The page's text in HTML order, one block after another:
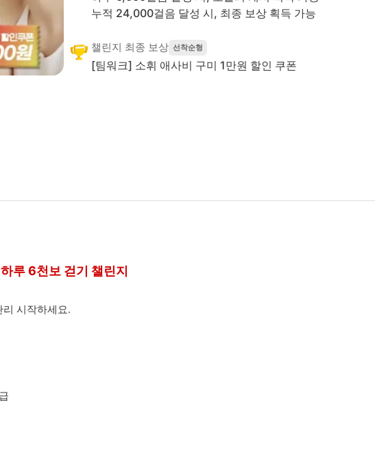
누적 24,000걸음 달성 시, 최종 보상 획득 가능
챌린지 최종 보상 선착순형
[팀워크] 소휘 애사비 구미 1만원 할인 쿠폰
루 6천보 걷기 챌린지
시작하세요.